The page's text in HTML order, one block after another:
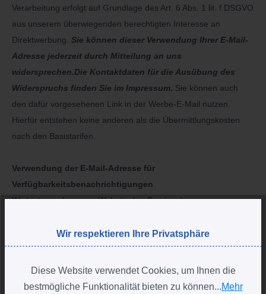
Verarbeitung erfolgt auf Grundlage des Art. 6 Abs. 1 lit. f DSGVO
aus unserem überwiegenden berechtigten Interesse an
Direktwerbung. Sie können dieser Verwendung Ihrer E-Mail-
Adresse jederzeit durch Mitteilung an uns
widersprechen.Die Kontaktdaten für die Ausübung des
Widerspruchs finden Sie im Impressum. Sie können auch
den dafür vorgesehenen Link in der Werbe-E-Mail nutzen.
Hierfür entstehen keine anderen als die Übermittlungskosten
nach den Basistarifen.
Verwendung der E-Mail-Adresse für
Verfügbarkeitsbenachrichtigungen
Wir bieten auf unserer Website den Service der
nicht verfügbar sein, haben Sie die Möglichkeit, Ihre E-Mail-
Adresse am jeweiligen Artikel einzutragen und bei Verfügbarkeit
Wir respektieren Ihre Privatsphäre
Diese Website verwendet Cookies, um Ihnen die
bestmögliche Funktionalität bieten zu können...Mehr